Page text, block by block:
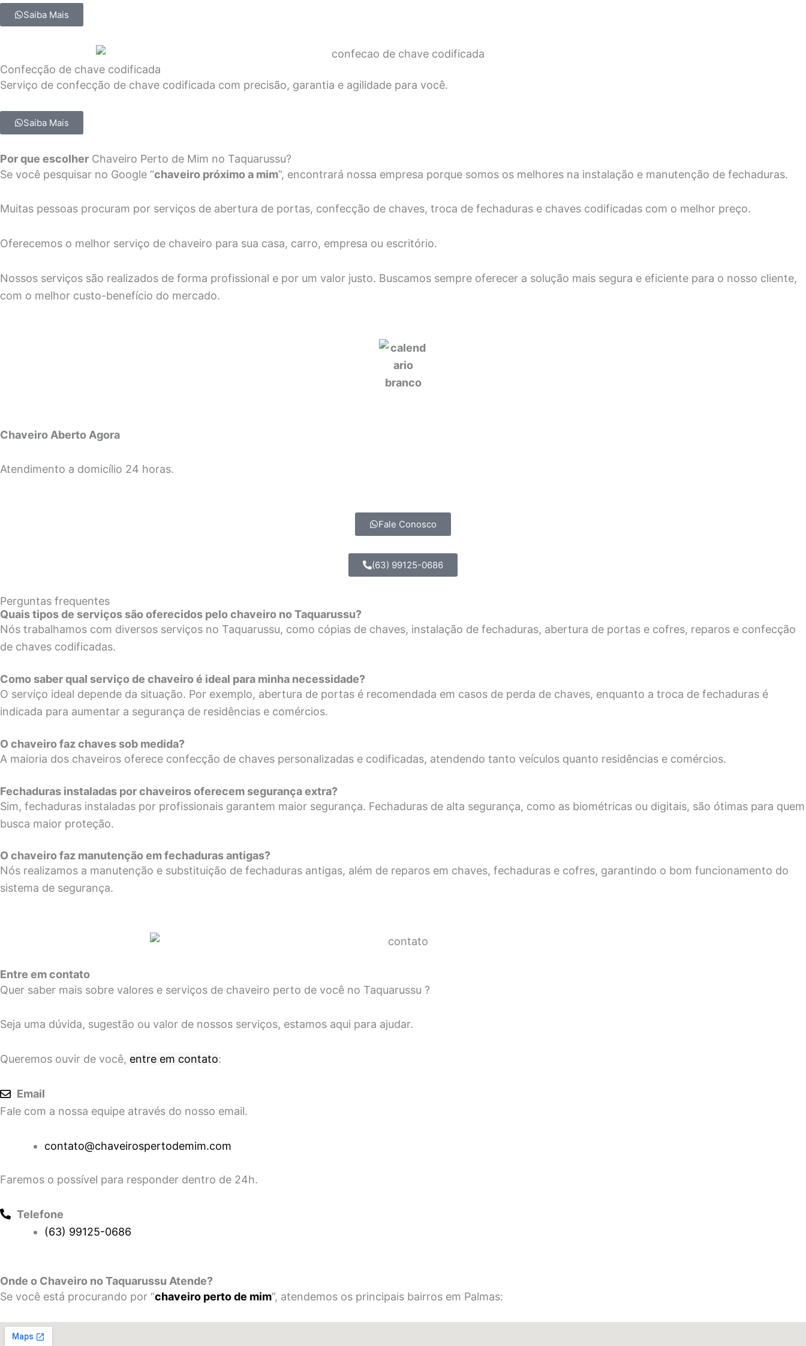
Saiba Mais
Confecção de chave codificada
Serviço de confecção de chave codificada com precisão, garantia e agilidade para você.
Saiba Mais
Por que escolher Chaveiro Perto de Mim no Taquarussu?
Se você pesquisar no Google “chaveiro próximo a mim”, encontrará nossa empresa porque somos os melhores na instalação e manutenção de fechaduras.
Muitas pessoas procuram por serviços de abertura de portas, confecção de chaves, troca de fechaduras e chaves codificadas com o melhor preço.
Oferecemos o melhor serviço de chaveiro para sua casa, carro, empresa ou escritório.
Nossos serviços são realizados de forma profissional e por um valor justo. Buscamos sempre oferecer a solução mais segura e eficiente para o nosso cliente,
com o melhor custo-benefício do mercado.
Chaveiro Aberto Agora
Atendimento a domicílio 24 horas.
Fale Conosco
(63) 99125-0686
Perguntas frequentes
Quais tipos de serviços são oferecidos pelo chaveiro no Taquarussu?
Nós trabalhamos com diversos serviços no Taquarussu, como cópias de chaves, instalação de fechaduras, abertura de portas e cofres, reparos e confecção
de chaves codificadas.
Como saber qual serviço de chaveiro é ideal para minha necessidade?
O serviço ideal depende da situação. Por exemplo, abertura de portas é recomendada em casos de perda de chaves, enquanto a troca de fechaduras é
indicada para aumentar a segurança de residências e comércios.
O chaveiro faz chaves sob medida?
A maioria dos chaveiros oferece confecção de chaves personalizadas e codificadas, atendendo tanto veículos quanto residências e comércios.
Fechaduras instaladas por chaveiros oferecem segurança extra?
Sim, fechaduras instaladas por profissionais garantem maior segurança. Fechaduras de alta segurança, como as biométricas ou digitais, são ótimas para quem
busca maior proteção.
O chaveiro faz manutenção em fechaduras antigas?
Nós realizamos a manutenção e substituição de fechaduras antigas, além de reparos em chaves, fechaduras e cofres, garantindo o bom funcionamento do
sistema de segurança.
Entre em contato
Quer saber mais sobre valores e serviços de chaveiro perto de você no Taquarussu ?
Seja uma dúvida, sugestão ou valor de nossos serviços, estamos aqui para ajudar.
Queremos ouvir de você, entre em contato:
Email
Fale com a nossa equipe através do nosso email.
contato@chaveirospertodemim.com
Faremos o possível para responder dentro de 24h.
Telefone
(63) 99125-0686
Onde o Chaveiro no Taquarussu Atende?
Se você está procurando por “chaveiro perto de mim”, atendemos os principais bairros em Palmas: